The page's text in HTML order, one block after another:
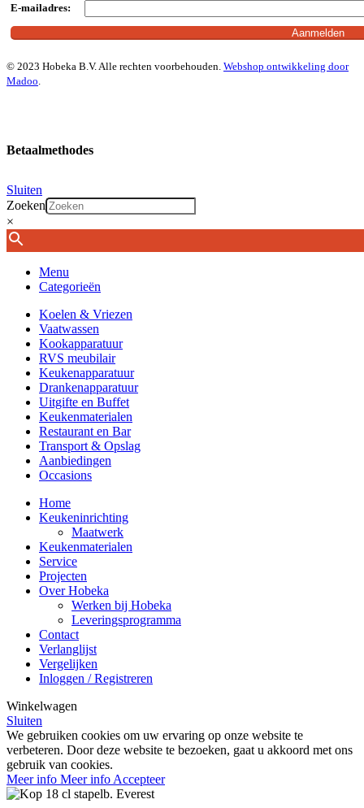
E-mailadres:
© 2023 Hobeka B.V. Alle rechten voorbehouden. Webshop ontwikkeling door
Madoo.
Betaalmethodes
Sluiten
Zoeken
×
Menu
Categorieën
Koelen & Vriezen
Vaatwassen
Kookapparatuur
RVS meubilair
Keukenapparatuur
Drankenapparatuur
Uitgifte en Buffet
Keukenmaterialen
Restaurant en Bar
Transport & Opslag
Aanbiedingen
Occasions
Home
Keukeninrichting
Maatwerk
Keukenmaterialen
Service
Projecten
Over Hobeka
Werken bij Hobeka
Leveringsprogramma
Contact
Verlanglijst
Vergelijken
Inloggen / Registreren
Winkelwagen
Sluiten
We gebruiken cookies om uw ervaring op onze website te
verbeteren. Door deze website te bezoeken, gaat u akkoord met ons
gebruik van cookies.
Meer info Meer info Accepteer